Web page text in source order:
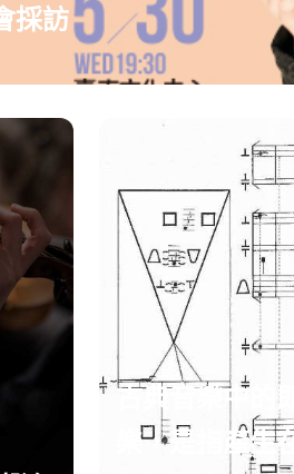
採訪
古典音樂中的
樂，是指產生